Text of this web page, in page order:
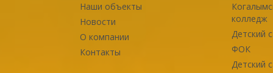
Наши объекты
Новости
О компании
Контакты
колледж
Детский
ФОК
Детский